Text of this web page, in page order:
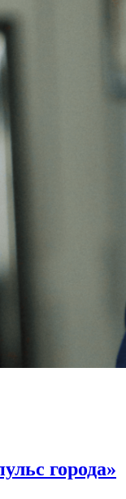
города»